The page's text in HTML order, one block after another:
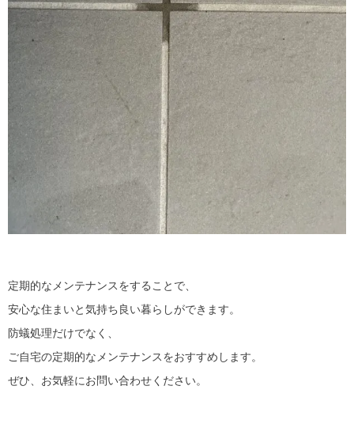
定期的なメンテナンスをすることで、
安心な住まいと気持ち良い暮らしができます。
防蟻処理だけでなく、
ご自宅の定期的なメンテナンスをおすすめします。
ぜひ、お気軽にお問い合わせください。